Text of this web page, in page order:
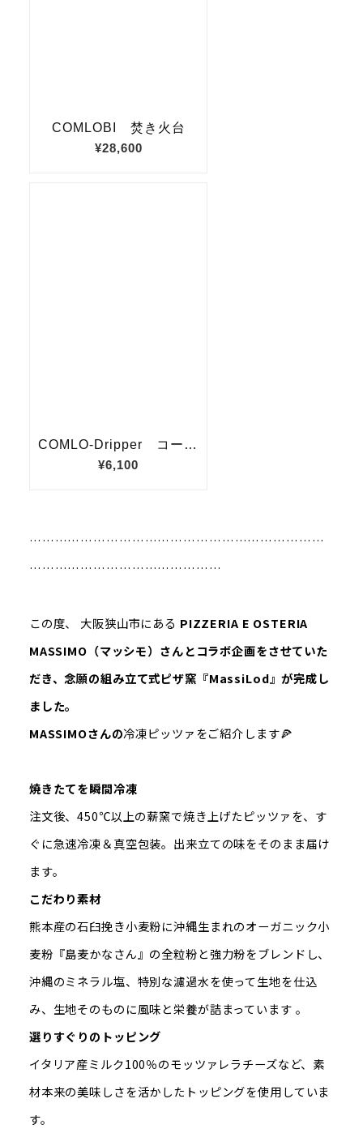
……………………………………………………………
………………………………………
この度、 大阪狭山市にある PIZZERIA E OSTERIA
MASSIMO（マッシモ）さんとコラボ企画をさせていた
だき、念願の組み立て式ピザ窯『MassiLod』が完成し
ました。
MASSIMOさんの冷凍ピッツァをご紹介します🍕
焼きたてを瞬間冷凍
注文後、450℃以上の薪窯で焼き上げたピッツァを、す
ぐに急速冷凍＆真空包装。出来立ての味をそのまま届け
ます。
こだわり素材
熊本産の石臼挽き小麦粉に沖縄生まれのオーガニック小
麦粉『島麦かなさん』の全粒粉と強力粉をブレンドし、
沖縄のミネラル塩、特別な濾過水を使って生地を仕込
み、生地そのものに風味と栄養が詰まっています 。
選りすぐりのトッピング
イタリア産ミルク100％のモッツァレラチーズなど、素
材本来の美味しさを活かしたトッピングを使用していま
す。